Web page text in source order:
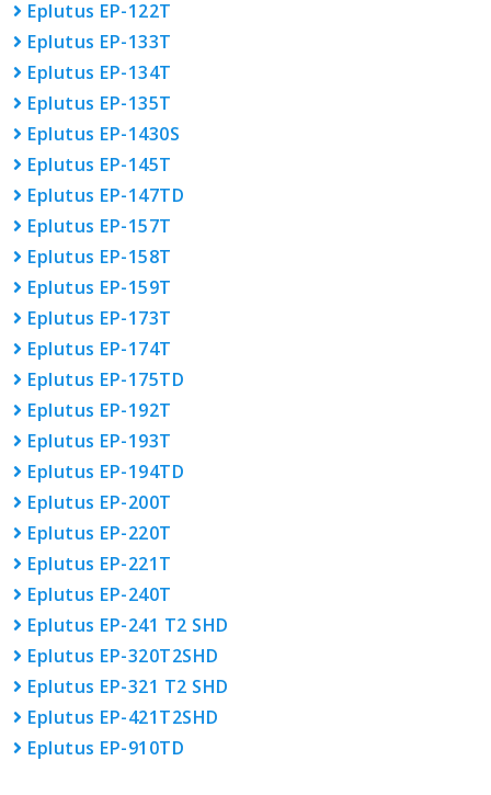
Eplutus EP-122T
Eplutus EP-133T
Eplutus EP-134Т
Eplutus EP-135Т
Eplutus EP-1430S
Eplutus EP-145T
Eplutus EP-147TD
Eplutus EP-157T
Eplutus EP-158T
Eplutus EP-159T
Eplutus EP-173Т
Eplutus EP-174T
Eplutus EP-175TD
Eplutus EP-192Т
Eplutus EP-193T
Eplutus EP-194TD
Eplutus EP-200T
Eplutus EP-220T
Eplutus EP-221T
Eplutus EP-240T
Eplutus EP-241 T2 SHD
Eplutus EP-320T2SHD
Eplutus EP-321 T2 SHD
Eplutus EP-421T2SHD
Eplutus EP-910TD